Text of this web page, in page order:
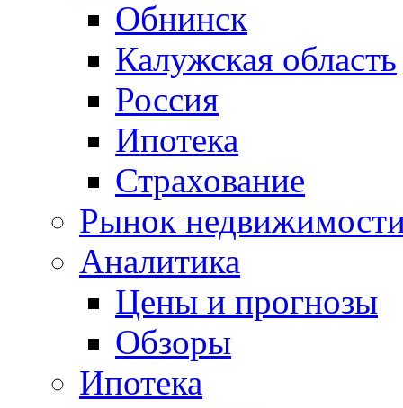
Обнинск
Калужская область
Россия
Ипотека
Страхование
Рынок
Аналитика
Цены и прогнозы
Обзоры
Ипотека